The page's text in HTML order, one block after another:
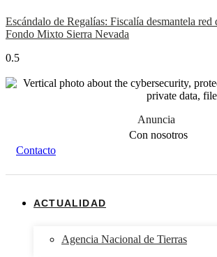
Escándalo de Regalías: Fiscalía desmantela
Fondo Mixto Sierra Nevada
Anuncia
Con nosotros
Contacto
ACTUALIDAD
Agencia Nacional de Tierras